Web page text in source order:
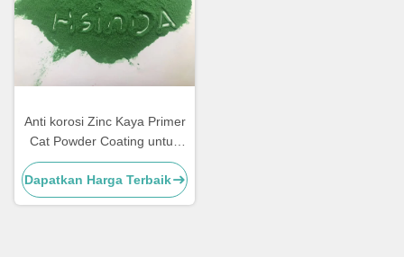
Anti korosi Zinc Kaya Primer
Cat Powder Coating untuk
Metal Furniture
Dapatkan Harga Terbaik